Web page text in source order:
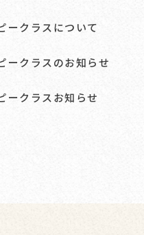
ークラスについて
ークラスのお知らせ
ークラスお知らせ